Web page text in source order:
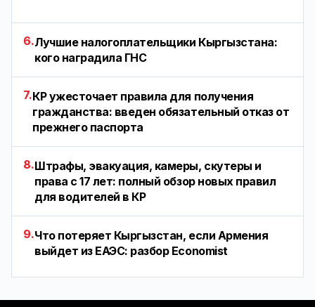
6.Лучшие налогоплательщики Кыргызстана:
кого наградила ГНС
7.КР ужесточает правила для получения
гражданства: введен обязательный отказ от
прежнего паспорта
8.Штрафы, эвакуация, камеры, скутеры и
права с 17 лет: полный обзор новых правил
для водителей в КР
9.Что потеряет Кыргызстан, если Армения
выйдет из ЕАЭС: разбор Economist